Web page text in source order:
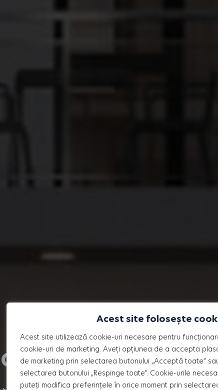
Acest site folosește
Acest site utilizează cookie-uri necesare pentru
cookie-uri de marketing. Aveți opțiunea de a accepta
de marketing prin selectarea butonului „Acceptă toate”
selectarea butonului „Respinge toate”. Cookie-urile
puteți modifica preferințele în orice moment prin
bloc